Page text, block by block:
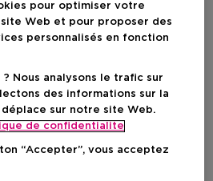
pour optimiser votre
Web et pour proposer des
personnalisés en fonction
Nous analysons le trafic sur
des informations sur la
sur notre site Web.
de confidentialite
“Accepter”, vous acceptez